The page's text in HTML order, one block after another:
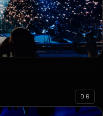
06